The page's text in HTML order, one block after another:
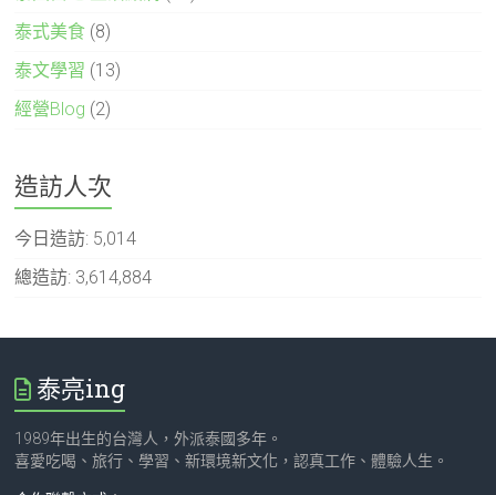
泰式美食 (8)
泰文學習 (13)
經營Blog (2)
造訪人次
今日造訪: 5,014
總造訪: 3,614,884
泰亮ing
1989年出生的台灣人，外派泰國多年。
喜愛吃喝、旅行、學習、新環境新文化，認真工作、體驗人生。